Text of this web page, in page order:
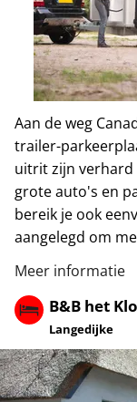
Aan de weg
trailer-
uitrit zijn
grote auto's en
bereik je ook
aangelegd om
Meer informatie
B&B het
Langedijke